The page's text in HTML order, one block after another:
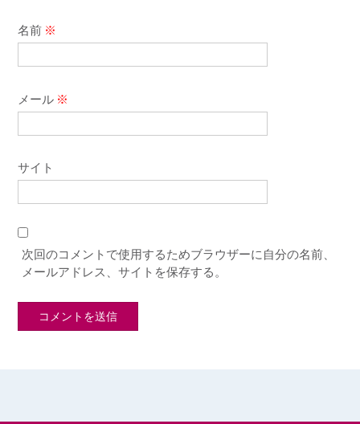
名前 ※
メール ※
サイト
次回のコメントで使用するためブラウザーに自分の名前、
メールアドレス、サイトを保存する。